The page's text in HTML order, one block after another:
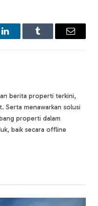
LinkedInTumblr Email
berita properti terkini,
Serta menawarkan solusi
properti dalam
baik secara offline